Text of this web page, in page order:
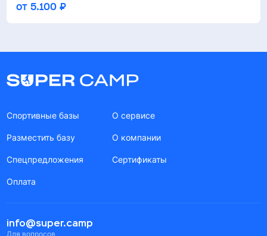
от 5.100 ₽
Спортивные базы
Разместить базу
Спецпредложения
Оплата
О сервисе
О компании
Сертификаты
info@super.camp
Для вопросов